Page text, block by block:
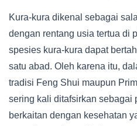
Kura-kura dikenal sebagai
dengan rentang usia tertua di
spesies kura-kura dapat
satu abad. Oleh karena itu,
tradisi Feng Shui maupun
sering kali ditafsirkan sebagai
berkaitan dengan kesehatan